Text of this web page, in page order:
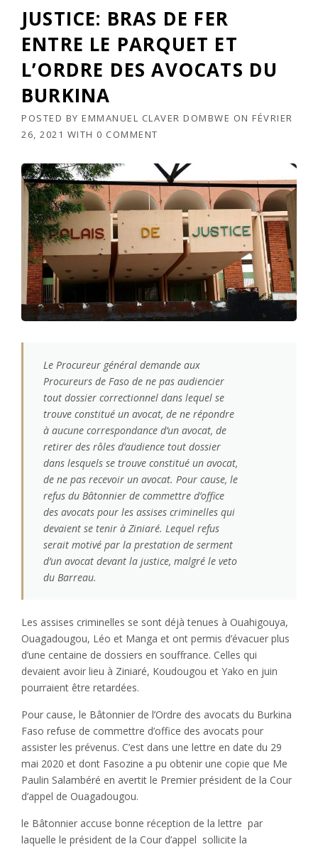
JUSTICE: BRAS DE FER
ENTRE LE PARQUET ET
L’ORDRE DES AVOCATS DU
BURKINA
POSTED BY EMMANUEL CLAVER DOMBWE ON FÉVRIER
26, 2021 WITH 0 COMMENT
Le Procureur général demande aux
Procureurs de Faso de ne pas audiencier
tout dossier correctionnel dans lequel se
trouve constitué un avocat, de ne répondre
à aucune correspondance d’un avocat, de
retirer des rôles d’audience tout dossier
dans lesquels se trouve constitué un avocat,
de ne pas recevoir un avocat. Pour cause, le
refus du Bâtonnier de commettre d’office
des avocats pour les assises criminelles qui
devaient se tenir à Ziniaré. Lequel refus
serait motivé par la prestation de serment
d’un avocat devant la justice, malgré le veto
du Barreau.
Les assises criminelles se sont déjà tenues à Ouahigouya,
Ouagadougou, Léo et Manga et ont permis d’évacuer plus
d’une centaine de dossiers en souffrance. Celles qui
devaient avoir lieu à Ziniaré, Koudougou et Yako en juin
pourraient être retardées.
Pour cause, le Bâtonnier de l’Ordre des avocats du Burkina
Faso refuse de commettre d’office des avocats pour
assister les prévenus. C’est dans une lettre en date du 29
mai 2020 et dont Fasozine a pu obtenir une copie que Me
Paulin Salambéré en avertit le Premier président de la Cour
d’appel de Ouagadougou.
le Bâtonnier accuse bonne réception de la lettre par
laquelle le président de la Cour d’appel sollicite la